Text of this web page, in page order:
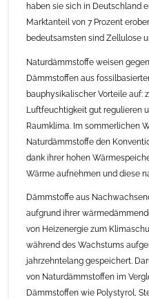
haben sie sich in Deutschland
Marktanteil von 7 Prozent
bedeutsamsten sind Zellulose
Naturdämmstoffe weisen
Dämmstoffen aus
bauphysikalischer Vorteile auf:
Luftfeuchtigkeit gut regulieren
Raumklima. Im sommerlichen
Naturdämmstoffe den
dank ihrer hohen
Wärme aufnehmen und diese
Dämmstoffe aus
aufgrund ihrer
von Heizenergie zum
während des Wachstums
jahrzehntelang gespeichert.
von Naturdämmstoffen im
Dämmstoffen wie Polystyrol,